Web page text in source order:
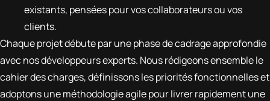
existants, pensées pour vos collaborateurs ou vos
clients.
Chaque projet débute par une phase de cadrage approfondie
avec nos développeurs experts. Nous rédigeons ensemble le
cahier des charges, définissons les priorités fonctionnelles et
adoptons une méthodologie agile pour livrer rapidement une